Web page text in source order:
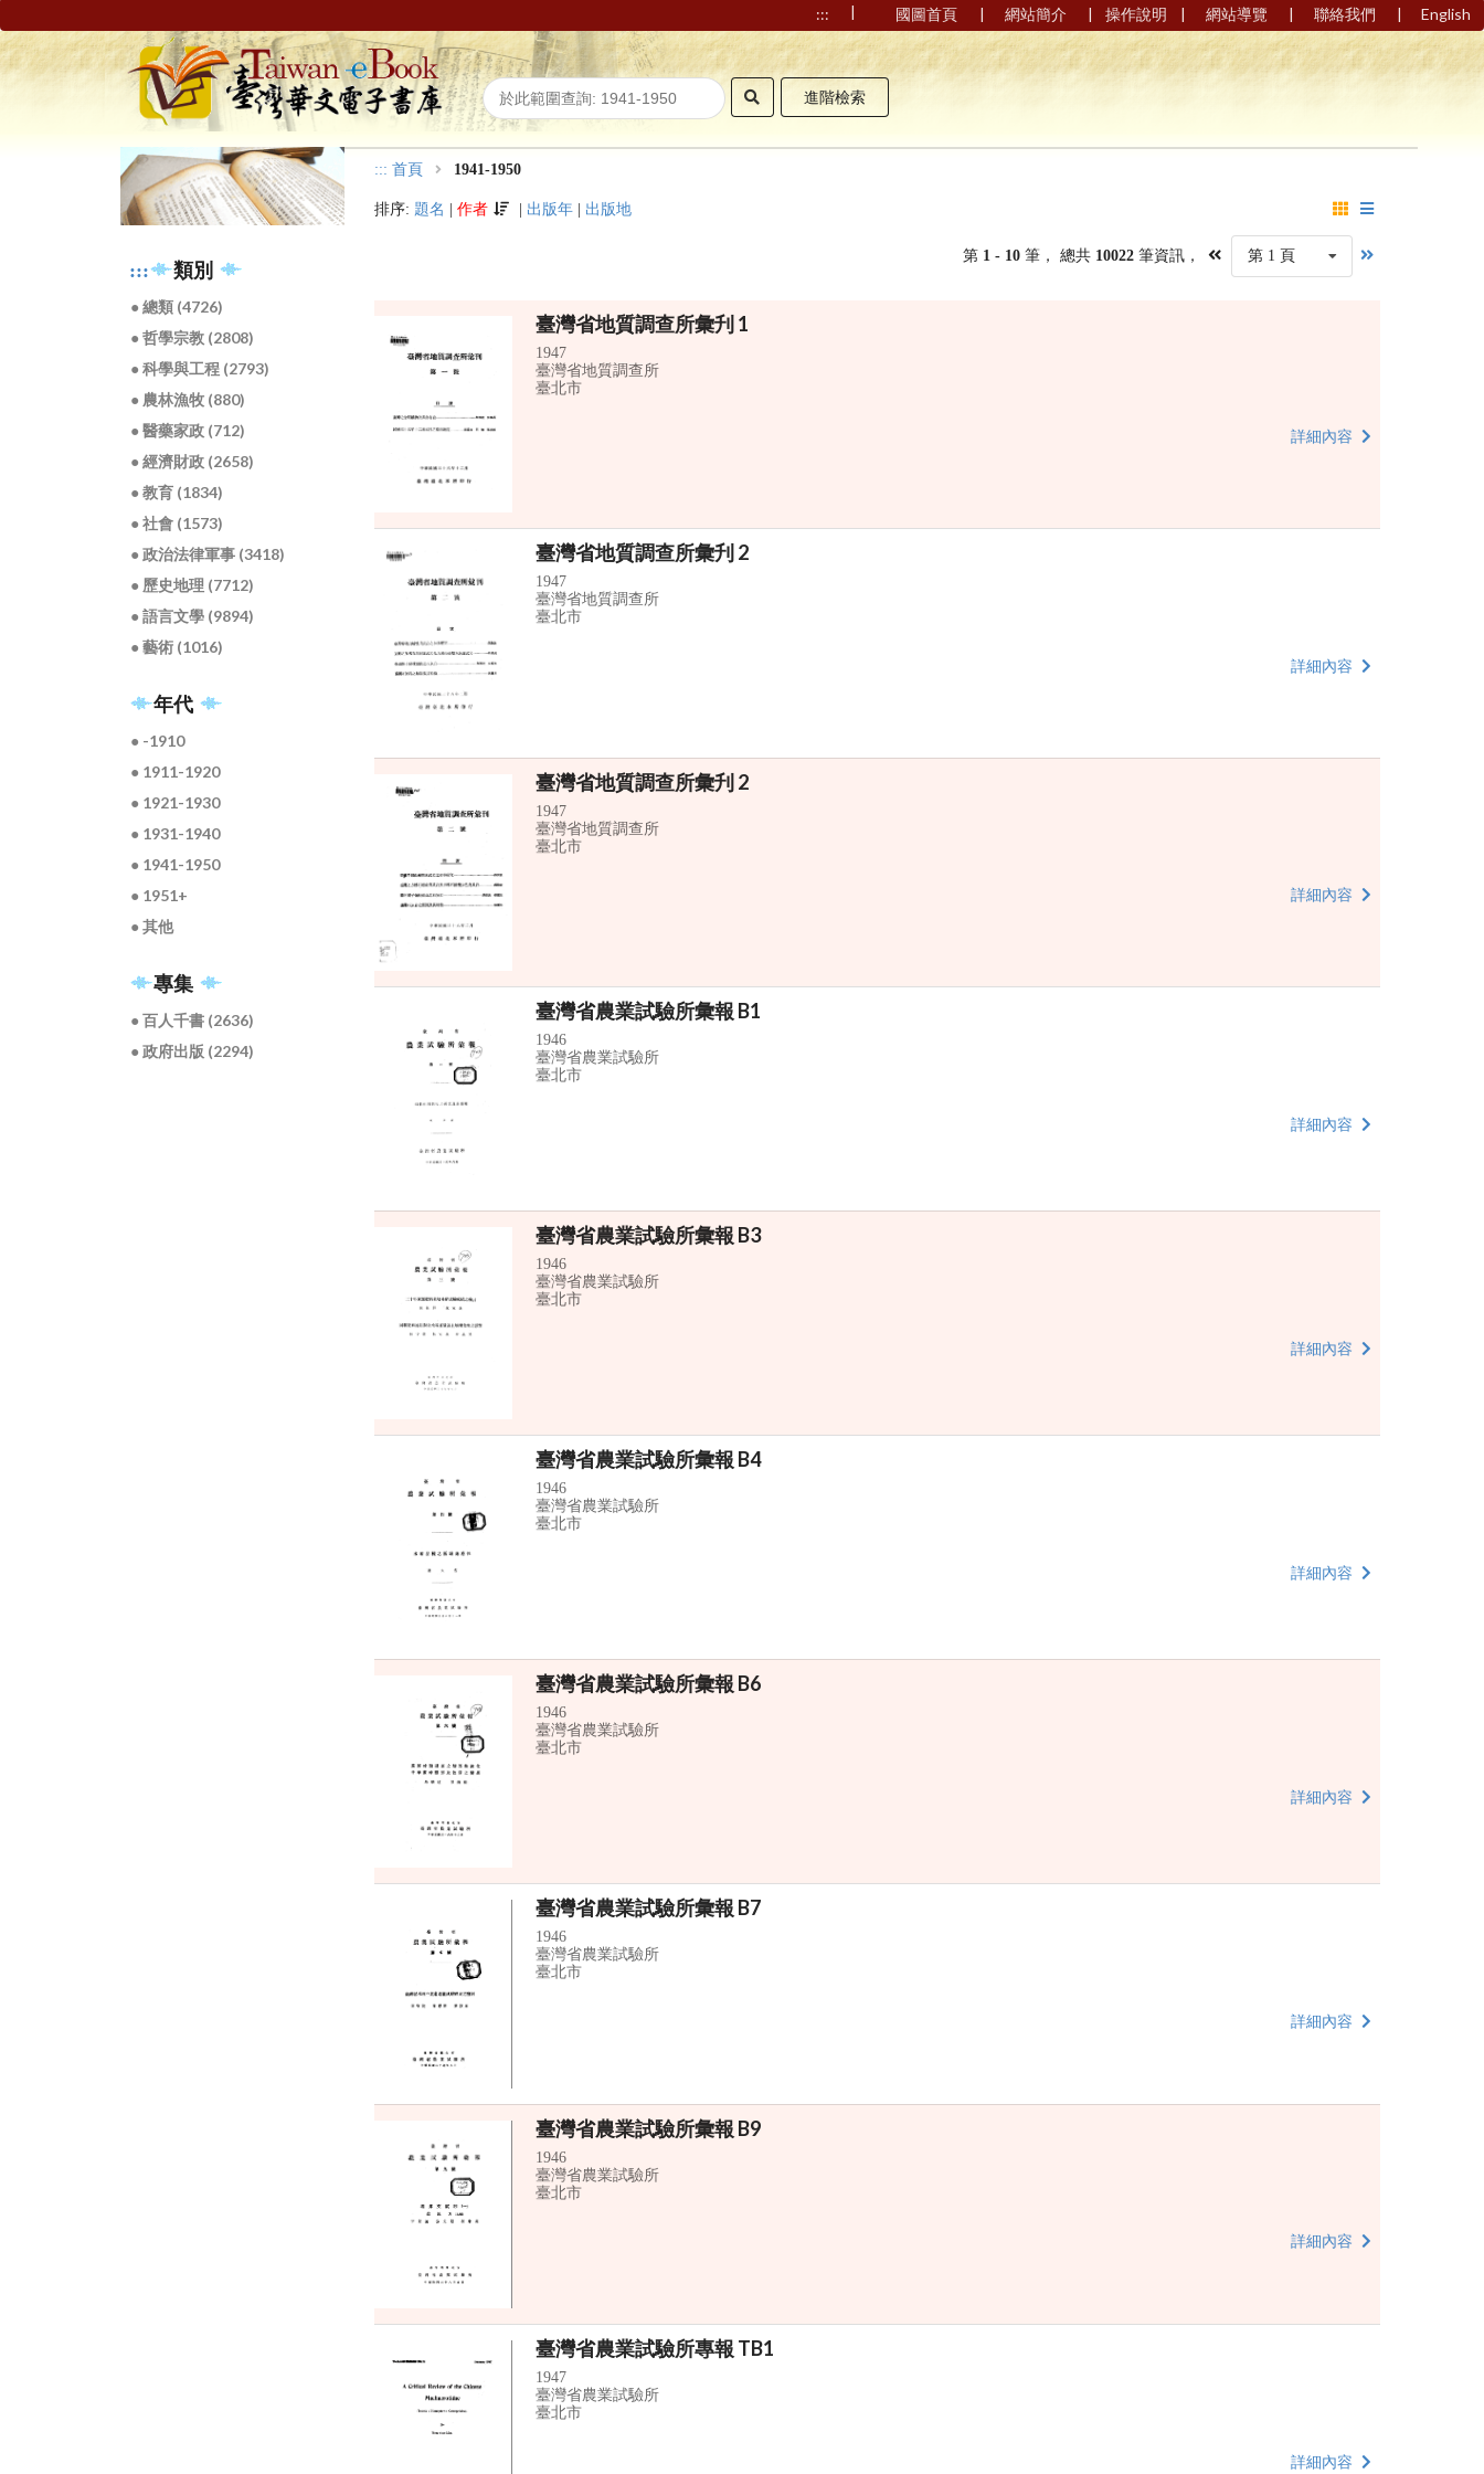
::: | 國圖首頁 | 網站簡介 | 操作說明 | 網站導覽 | 聯絡我們 | English
進階檢索
::: 類別
● 總類 (4726)
● 哲學宗教 (2808)
● 科學與工程 (2793)
● 農林漁牧 (880)
● 醫藥家政 (712)
● 經濟財政 (2658)
● 教育 (1834)
● 社會 (1573)
● 政治法律軍事 (3418)
● 歷史地理 (7712)
● 語言文學 (9894)
● 藝術 (1016)
年代
● -1910
● 1911-1920
● 1921-1930
● 1931-1940
● 1941-1950
● 1951+
● 其他
專集
● 百人千書 (2636)
● 政府出版 (2294)
::: 首頁 1941-1950
排序: 題名 |作者 出版年 出版地
第 1 - 10筆， 總共 10022 筆資訊， 第 1 頁
臺灣省地質調查所彙刋 1
1947
臺灣省地質調查所
臺北市
詳細內容
臺灣省地質調查所彙刋 2
1947
臺灣省地質調查所
臺北市
詳細內容
臺灣省地質調查所彙刋 2
1947
臺灣省地質調查所
臺北市
詳細內容
臺灣省農業試驗所彙報 B1
1946
臺灣省農業試驗所
臺北市
詳細內容
臺灣省農業試驗所彙報 B3
1946
臺灣省農業試驗所
臺北市
詳細內容
臺灣省農業試驗所彙報 B4
1946
臺灣省農業試驗所
臺北市
詳細內容
臺灣省農業試驗所彙報 B6
1946
臺灣省農業試驗所
臺北市
詳細內容
臺灣省農業試驗所彙報 B7
1946
臺灣省農業試驗所
臺北市
詳細內容
臺灣省農業試驗所彙報 B9
1946
臺灣省農業試驗所
臺北市
詳細內容
臺灣省農業試驗所專報 TB1
1947
臺灣省農業試驗所
臺北市
詳細內容